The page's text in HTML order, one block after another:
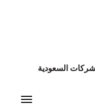
السعودية
Toggle